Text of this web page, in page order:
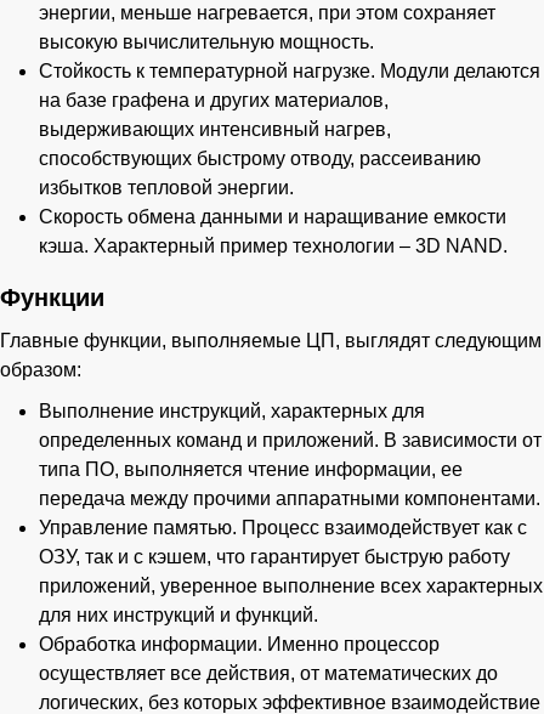
энергии, меньше нагревается, при этом сохраняет
высокую вычислительную мощность.
Стойкость к температурной нагрузке. Модули делаются
на базе графена и других материалов,
выдерживающих интенсивный нагрев,
способствующих быстрому отводу, рассеиванию
избытков тепловой энергии.
Скорость обмена данными и наращивание емкости
кэша. Характерный пример технологии – 3D NAND.
Функции
Главные функции, выполняемые ЦП, выглядят следующим
образом:
Выполнение инструкций, характерных для
определенных команд и приложений. В зависимости от
типа ПО, выполняется чтение информации, ее
передача между прочими аппаратными компонентами.
Управление памятью. Процесс взаимодействует как с
ОЗУ, так и с кэшем, что гарантирует быструю работу
приложений, уверенное выполнение всех характерных
для них инструкций и функций.
Обработка информации. Именно процессор
осуществляет все действия, от математических до
логических, без которых эффективное взаимодействие